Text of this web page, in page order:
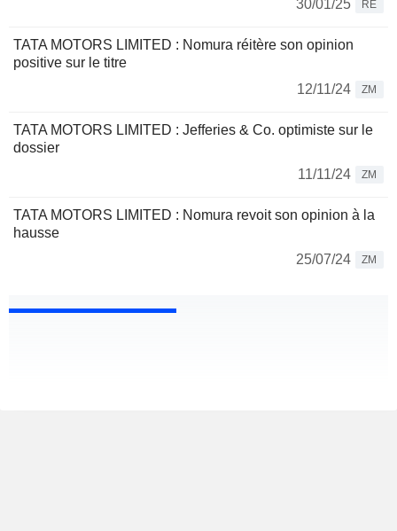
30/01/25
RE
TATA MOTORS LIMITED : Nomura réitère son opinion
positive sur le titre
12/11/24
ZM
TATA MOTORS LIMITED : Jefferies & Co. optimiste sur le
dossier
11/11/24
ZM
TATA MOTORS LIMITED : Nomura revoit son opinion à la
hausse
25/07/24
ZM